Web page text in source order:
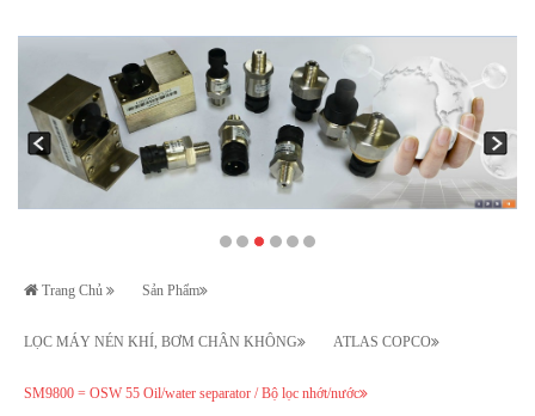
Trang Chủ Sản Phẩm
LỌC MÁY NÉN KHÍ, BƠM CHÂN KHÔNG ATLAS COPCO
SM9800 = OSW 55 Oil/water separator / Bộ lọc nhớt/nước